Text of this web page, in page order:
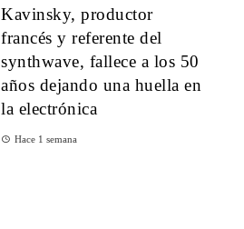
Kavinsky, productor
francés y referente del
synthwave, fallece a los 50
años dejando una huella en
la electrónica
Hace 1 semana